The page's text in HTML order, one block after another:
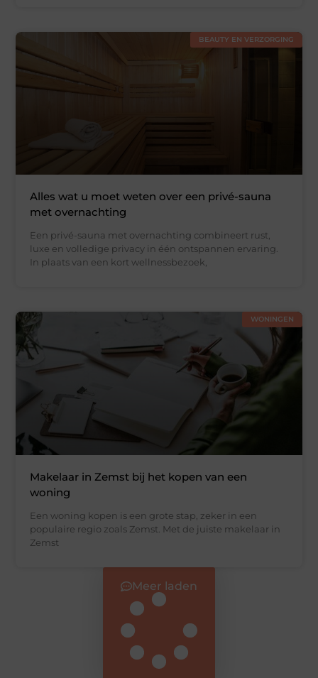
BEAUTY EN VERZORGING
Alles wat u moet weten over een privé-sauna
met overnachting
Een privé-sauna met overnachting combineert rust,
luxe en volledige privacy in één ontspannen ervaring.
In plaats van een kort wellnessbezoek,
WONINGEN
Makelaar in Zemst bij het kopen van een
woning
Een woning kopen is een grote stap, zeker in een
populaire regio zoals Zemst. Met de juiste makelaar in
Zemst
Meer laden